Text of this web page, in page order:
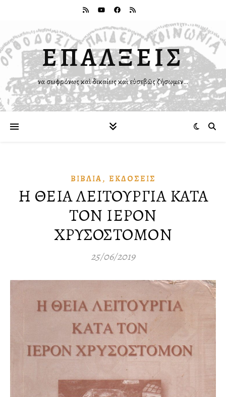
ΕΠΑΛΞΕΙΣ
Ἵνα σωφρόνως καὶ δικαίως καὶ εὐσεβῶς ζήσωμεν…
ΒΙΒΛΊΑ, ἘΚΔΌΣΕΙΣ
Η ΘΕΙΑ ΛΕΙΤΟΥΡΓΙΑ ΚΑΤΑ
ΤΟΝ ΙΕΡΟΝ
ΧΡΥΣΟΣΤΟΜΟΝ
25/06/2019